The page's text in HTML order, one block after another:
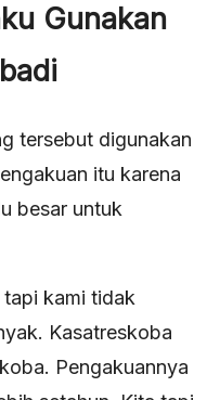
Gunakan
tersebut digunakan
itu karena
besar untuk
kami tidak
Kasatreskoba
Pengakuannya